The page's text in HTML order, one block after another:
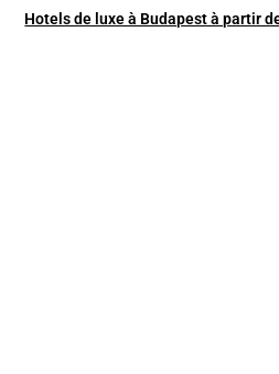
Hotels de luxe à Budapest à partir